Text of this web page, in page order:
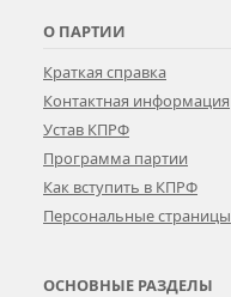
О ПАРТИИ
Краткая справка
Контактная информация
Устав КПРФ
Программа партии
Как вступить в КПРФ
Персональные страницы
ОСНОВНЫЕ РАЗДЕЛЫ